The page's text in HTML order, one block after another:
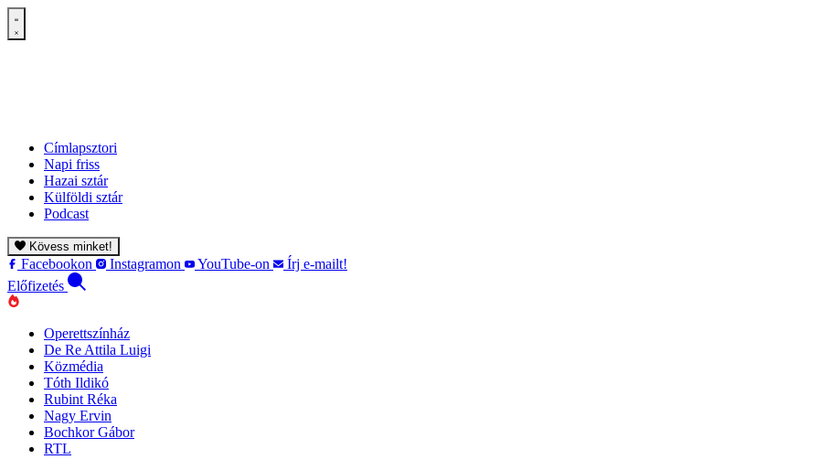
Címlapsztori
Napi friss
Hazai sztár
Külföldi sztár
Podcast
Kövess minket!
Facebookon Instagramon YouTube-on
Írj e-mailt!
Előfizetés
Operettszínház
De Re Attila Luigi
Közmédia
Tóth Ildikó
Rubint Réka
Nagy Ervin
Bochkor Gábor
RTL